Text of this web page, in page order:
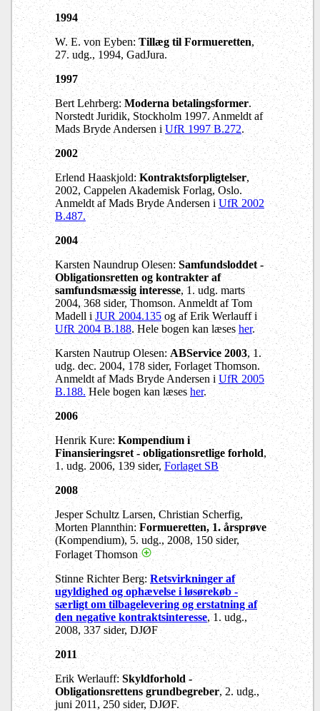
1994
W. E. von Eyben: Tillæg til Formueretten,
27. udg., 1994, GadJura.
1997
Bert Lehrberg:Moderna betalingsformer.
Norstedt Juridik, Stockholm 1997. Anmeldt af
Mads Bryde Andersen iUfR 1997 B.272.
2002
Erlend Haaskjold:Kontraktsforpligtelser,
2002, Cappelen Akademisk Forlag, Oslo.
Anmeldt af Mads Bryde Andersen i UfR 2002
B.487.
2004
Karsten Naundrup Olesen: Samfundsloddet -
Obligationsretten og kontrakter af
samfundsmæssig interesse, 1. udg. marts
2004, 368 sider, Thomson. Anmeldt af Tom
Madell i JUR 2004.135og af Erik Werlauff i
UfR 2004 B.188. Hele bogen kan læsesher.
Karsten Nautrup Olesen:ABService 2003, 1.
udg. dec. 2004, 178 sider, Forlaget Thomson.
Anmeldt af Mads Bryde Andersen iUfR 2005
B.188.Hele bogen kan læses her.
2006
Henrik Kure: Kompendium i
Finansieringsret - obligationsretlige forhold,
1. udg. 2006, 139 sider,Forlaget SB
2008
Jesper Schultz Larsen, Christian Scherfig,
Morten Plannthin:Formueretten, 1. årsprøve
(Kompendium), 5. udg., 2008, 150 sider,
Forlaget Thomson
Stinne Richter Berg: Retsvirkninger af
ugyldighed og ophævelse i løsørekøb -
særligt om tilbagelevering og erstatning af
den negative kontraktsinteresse, 1. udg.,
2008, 337 sider, DJØF
2011
Erik Werlauff:Skyldforhold -
Obligationsrettens grundbegreber, 2. udg.,
juni 2011, 250 sider, DJØF.